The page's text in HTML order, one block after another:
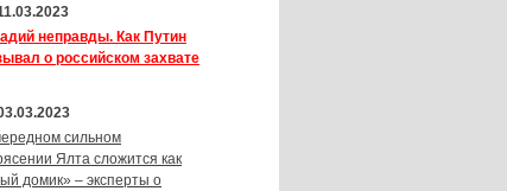
неправды. Как Путин
о российском захвате
сильном
Ялта сложится как
домик» – эксперты о